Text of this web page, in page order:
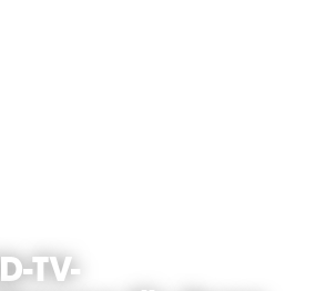
TV-